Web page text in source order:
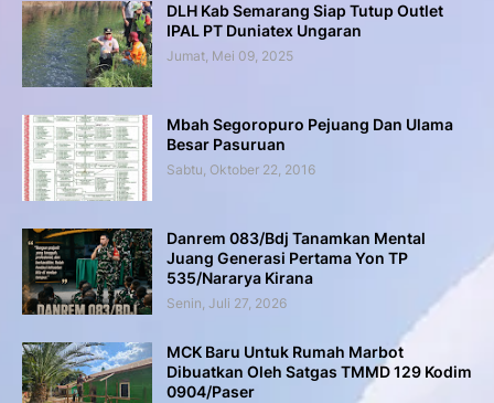
DLH Kab Semarang Siap Tutup Outlet
IPAL PT Duniatex Ungaran
Jumat, Mei 09, 2025
Mbah Segoropuro Pejuang Dan Ulama
Besar Pasuruan
Sabtu, Oktober 22, 2016
Danrem 083/Bdj Tanamkan Mental
Juang Generasi Pertama Yon TP
535/Nararya Kirana
Senin, Juli 27, 2026
MCK Baru Untuk Rumah Marbot
Dibuatkan Oleh Satgas TMMD 129 Kodim
0904/Paser